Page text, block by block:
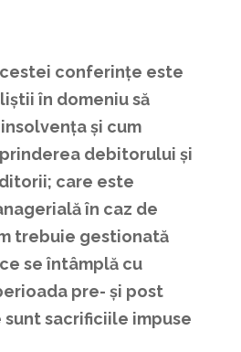
conferințe este
în domeniu să
și cum
debitorului și
care este
în caz de
trebuie gestionată
se întâmplă cu
pre- și post
sunt sacrificiile impuse